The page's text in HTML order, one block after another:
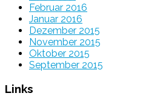
Februar 2016
Januar 2016
Dezember 2015
November 2015
Oktober 2015
September 2015
Links